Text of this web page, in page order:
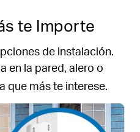
te Importe
de instalación.
en la pared, alero o
que más te interese.